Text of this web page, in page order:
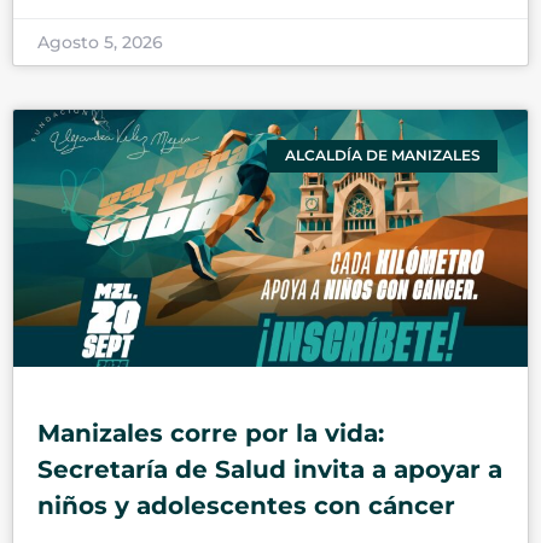
Agosto 5, 2026
ALCALDÍA DE MANIZALES
Manizales corre por la vida:
Secretaría de Salud invita a apoyar a
niños y adolescentes con cáncer